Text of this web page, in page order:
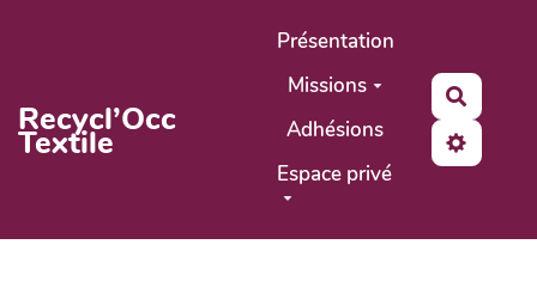
Recycl’Occ
Textile
Présentation
Missions
Adhésions
Espace privé